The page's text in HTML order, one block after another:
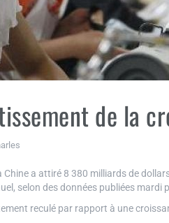
de la
Chine a attiré 8 380 milliards de
selon des données publiées mardi
reculé par rapport à une